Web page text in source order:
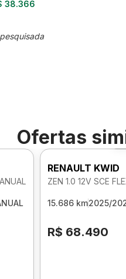
38.366
Ofertas
RENAULT KWID
ZEN 1.0 12V SCE
15.686 km2025/
R$ 68.490